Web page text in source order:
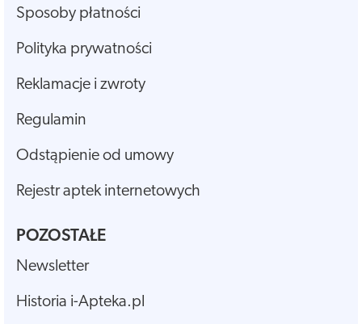
Sposoby płatności
Polityka prywatności
Reklamacje i zwroty
Regulamin
Odstąpienie od umowy
Rejestr aptek internetowych
POZOSTAŁE
Newsletter
Historia i-Apteka.pl